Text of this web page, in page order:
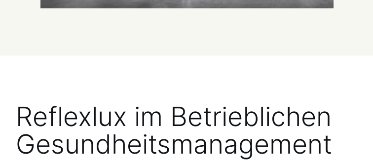
Reflexlux im Betrieblichen
Gesundheitsmanagement